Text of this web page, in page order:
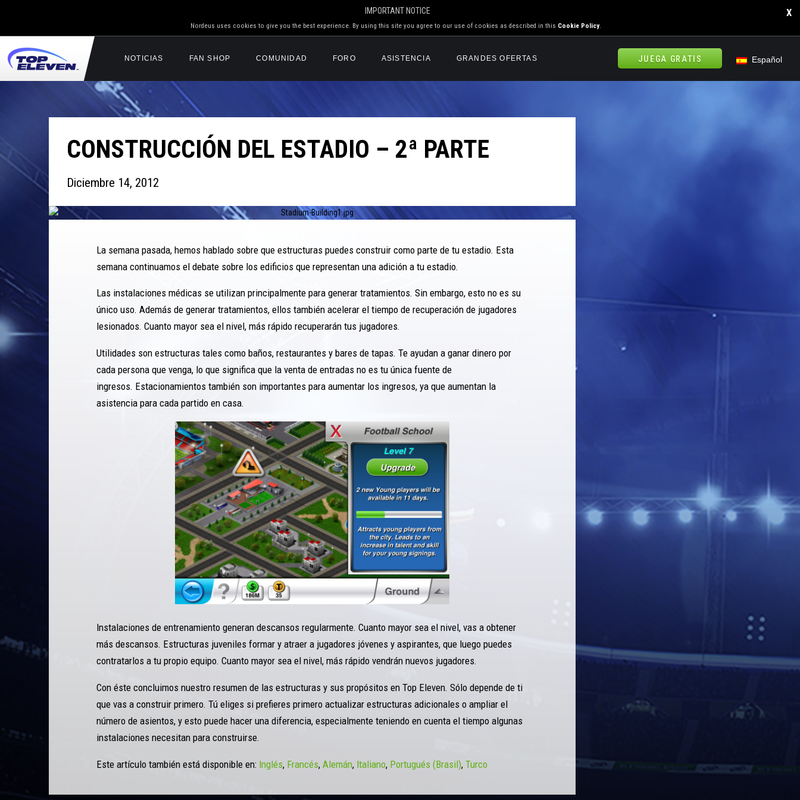
X
IMPORTANT NOTICE
Nordeus uses cookies to give you the best experience. By using this site you agree to our use of cookies as described in this Cookie Policy.
JUEGA GRATIS Español
NOTICIAS FAN SHOP COMUNIDAD FORO ASISTENCIA GRANDES OFERTAS
CONSTRUCCIÓN DEL ESTADIO – 2ª PARTE
Diciembre 14, 2012
La semana pasada, hemos hablado sobre que estructuras puedes construir como parte de tu estadio. Esta
semana continuamos el debate sobre los edificios que representan una adición a tu estadio.
Las instalaciones médicas se utilizan principalmente para generar tratamientos. Sin embargo, esto no es su
único uso. Además de generar tratamientos, ellos también acelerar el tiempo de recuperación de jugadores
lesionados. Cuanto mayor sea el nivel, más rápido recuperarán tus jugadores.
Utilidades son estructuras tales como baños, restaurantes y bares de tapas. Te ayudan a ganar dinero por
cada persona que venga, lo que significa que la venta de entradas no es tu única fuente de
ingresos. Estacionamientos también son importantes para aumentar los ingresos, ya que aumentan la
asistencia para cada partido en casa.
Instalaciones de entrenamiento generan descansos regularmente. Cuanto mayor sea el nivel, vas a obtener
más descansos. Estructuras juveniles formar y atraer a jugadores jóvenes y aspirantes, que luego puedes
contratarlos a tu propio equipo. Cuanto mayor sea el nivel, más rápido vendrán nuevos jugadores.
Con éste concluimos nuestro resumen de las estructuras y sus propósitos en Top Eleven. Sólo depende de ti
que vas a construir primero. Tú eliges si prefieres primero actualizar estructuras adicionales o ampliar el
número de asientos, y esto puede hacer una diferencia, especialmente teniendo en cuenta el tiempo algunas
instalaciones necesitan para construirse.
Este artículo también está disponible en: Inglés Francés Alemán Italiano Portugués (Brasil) Turco